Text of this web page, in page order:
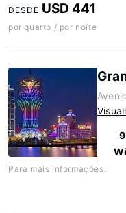
DESDE USD 441
por quarto / por noite
Para mais informações: